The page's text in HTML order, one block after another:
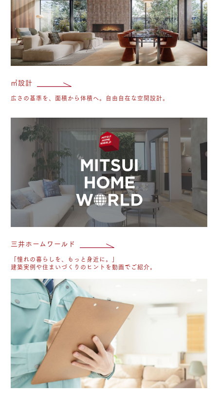
㎥設計
広さの基準を、面積から体積へ。自由自在な空間設計。
三井ホームワールド
「憧れの暮らしを、もっと身近に。」
建築実例や住まいづくりのヒントを動画でご紹介。